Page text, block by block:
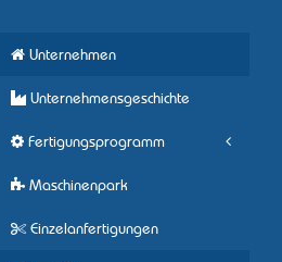
Unternehmen
Unternehmensgeschichte
Fertigungsprogramm
Maschinenpark
Einzelanfertigungen